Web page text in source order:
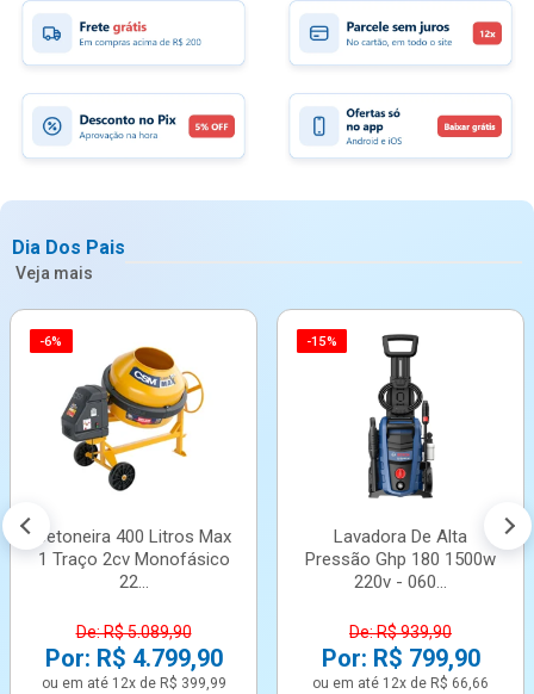
Dia Dos Pais
Veja mais
-6%
Betoneira 400 Litros Max
1 Traço 2cv Monofásico
22...
De: R$ 5.089,90
Por: R$ 4.799,90
ou em até 12x de R$ 399,99
-15%
Lavadora De Alta
Pressão Ghp 180 1500w
220v - 060...
De: R$ 939,90
Por: R$ 799,90
ou em até 12x de R$ 66,66